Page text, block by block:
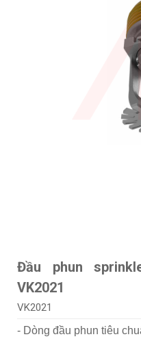
Đầu phun
VK2021
VK2021
- Dòng đầu phun tiêu